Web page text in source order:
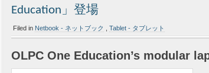
Education」登場
Filed in Netbook - ネットブック Tablet - タブレット
OLPC One Education’s modular